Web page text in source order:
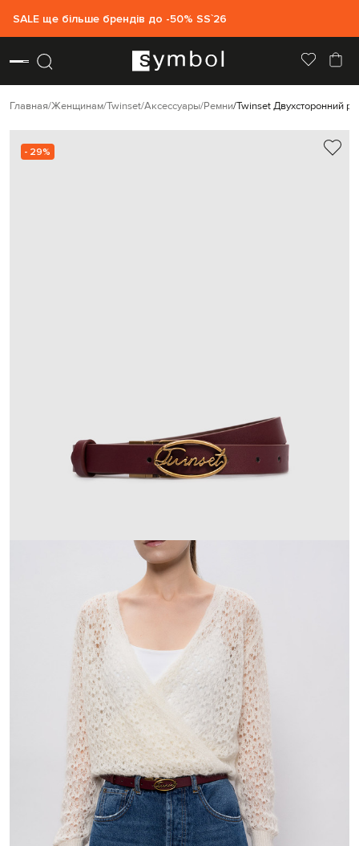
SALE ще більше брендів до -50% SS`26
Главная Женщинам Twinset Аксессуары Ремни Twinset Двухсторонний
- 29%